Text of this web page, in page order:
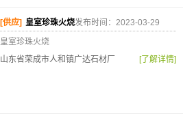
[供应] 皇室珍珠火烧发布时间：2023-03-29
皇室珍珠火烧
山东省荣成市人和镇广达石材厂
[了解详情]